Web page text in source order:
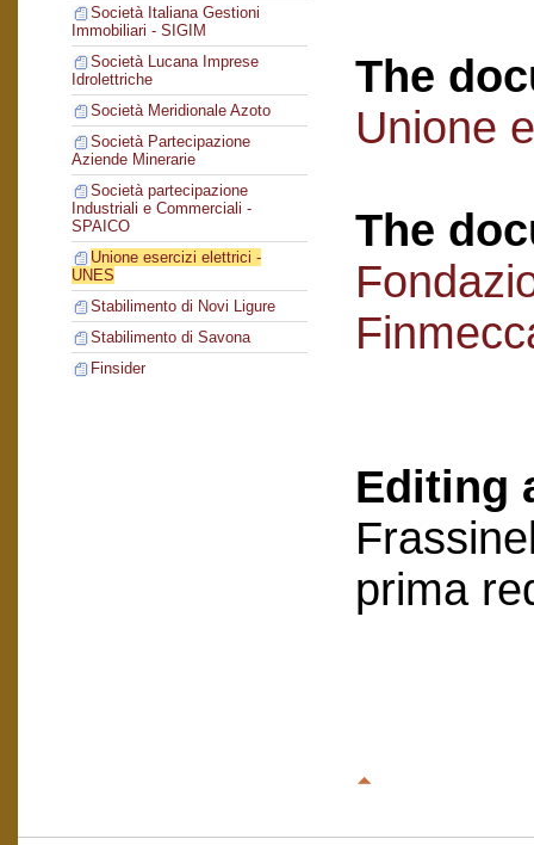
Società Italiana Gestioni
Immobiliari - SIGIM
Società Lucana Imprese
Idrolettriche
Società Meridionale Azoto
Società Partecipazione
Aziende Minerarie
Società partecipazione
Industriali e Commerciali -
SPAICO
Unione esercizi elettrici -
UNES
Stabilimento di Novi Ligure
Stabilimento di Savona
Finsider
The
Unione
The
Editing
prima